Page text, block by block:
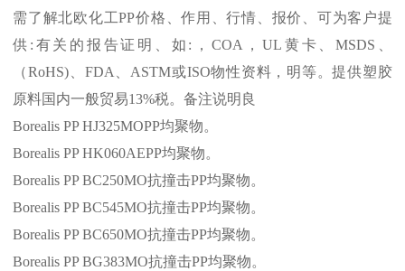
需了解北欧化工PP价格、作用、行情、报价、可为客户提
供 : 有关的报告证明、如 : ， COA，UL 黄卡、 MSDS 、
（RoHS)、 FDA、ASTM或ISO物性资料，明等。提供塑胶
原料国内一般贸易13%税。备注说明良
Borealis PP HJ325MOPP均聚物。
Borealis PP HK060AEPP均聚物。
Borealis PP BC250MO抗撞击PP均聚物。
Borealis PP BC545MO抗撞击PP均聚物。
Borealis PP BC650MO抗撞击PP均聚物。
Borealis PP BG383MO抗撞击PP均聚物。